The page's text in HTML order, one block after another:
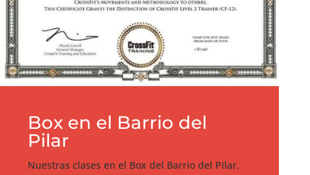
Box en el Barrio del
Pilar
Nuestras clases en el Box del Barrio del Pilar,